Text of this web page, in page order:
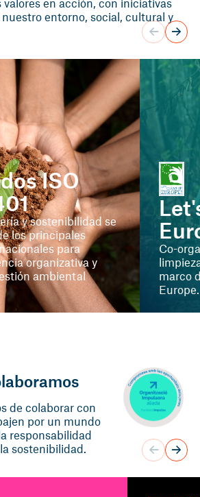
valores en acción, con iniciativas
entorno, social, cultural y
ISO
y sostenibilidad se
los principales
para
organizativa y
ambiental
Co-
marco
Europe.
de colaborar con
por un mundo
responsabilidad
sostenibilidad.